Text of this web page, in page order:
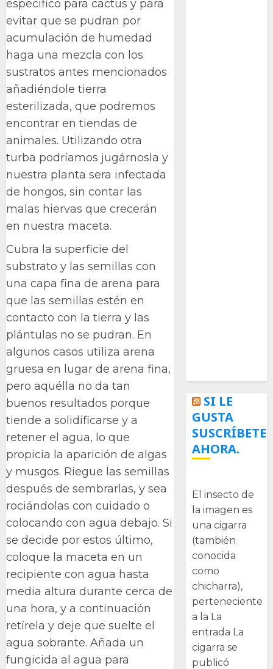
especifico para cactus y para
evitar que se pudran por
acumulación de humedad
haga una mezcla con los
sustratos antes mencionados
añadiéndole tierra
esterilizada, que podremos
encontrar en tiendas de
animales. Utilizando otra
turba podríamos jugárnosla y
nuestra planta sera infectada
de hongos, sin contar las
malas hiervas que crecerán
en nuestra maceta.
Cubra la superficie del
substrato y las semillas con
una capa fina de arena para
que las semillas estén en
contacto con la tierra y las
plántulas no se pudran. En
algunos casos utiliza arena
gruesa en lugar de arena fina,
pero aquélla no da tan
buenos resultados porque
tiende a solidificarse y a
retener el agua, lo que
propicia la aparición de algas
y musgos. Riegue las semillas
después de sembrarlas, y sea
rociándolas con cuidado o
colocando con agua debajo. Si
se decide por estos último,
coloque la maceta en un
recipiente con agua hasta
media altura durante cerca de
una hora, y a continuación
retírela y deje que suelte el
agua sobrante. Añada un
fungicida al agua para
SI LE
GUSTA
SUSCRÍBETE
AHORA.
El insecto de
la imagen es
una cigarra
(también
conocida
como
chicharra),
perteneciente
a la La
entrada La
cigarra se
publicó